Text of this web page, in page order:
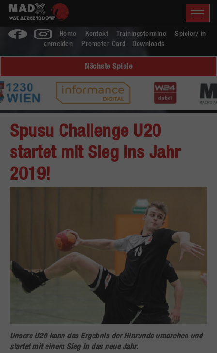
Home Kontakt Trainingstermine
Spieler/-in
anmelden
Promoter Card Downloads
Nächste Spiele
Spusu Challenge U20
startet mit Sieg ins Jahr
2019!
Unsere U20 kann das Ergebnis der Hinrunde umdrehen und
startet mit einem Sieg in das neue Jahr.